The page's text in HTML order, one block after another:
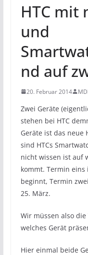
HTC mit
und
nd auf
20. Februar 2014
Zwei Geräte
stehen bei HTC
Geräte ist das neue
sind HTCs
nicht wissen ist auf
kommt. Termin eins
beginnt, Termin
25. März.
Wir müssen also
welches Gerät
Hier einmal beide